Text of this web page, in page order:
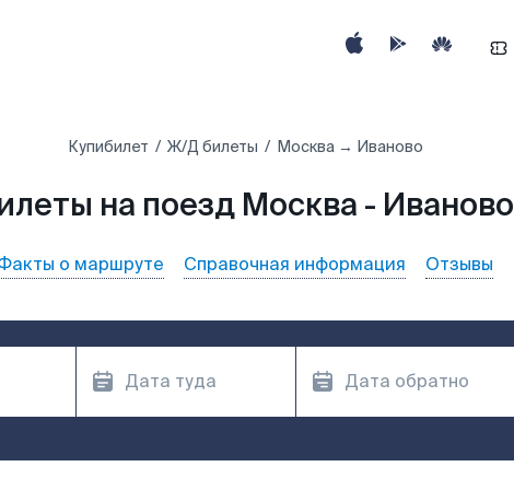
Купибилет Ж/Д билеты Москва → Иваново
на поезд Москва - Иваново
о маршруте Справочная информация Отзывы